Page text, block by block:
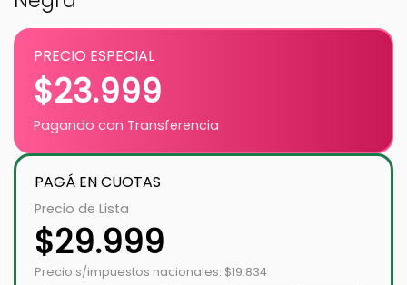
PRECIO ESPECIAL
$23.999
Pagando con Transferencia
PAGÁ EN CUOTAS
Precio de Lista
$29.999
Precio s/impuestos nacionales: $19.834